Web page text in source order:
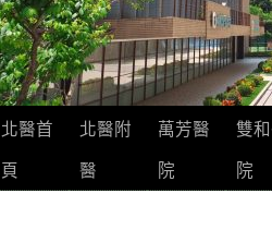
北醫首
頁
北醫附
醫
萬芳醫
院
雙
院